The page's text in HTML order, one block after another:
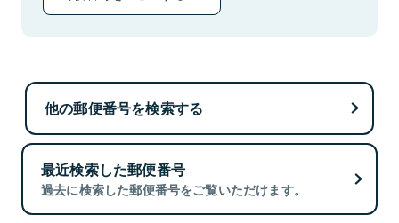
他の郵便番号を検索する
最近検索した郵便番号
過去に検索した郵便番号をご覧いただけます。